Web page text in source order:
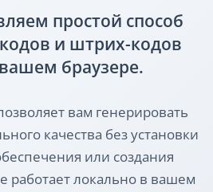
простой способ
и штрих-кодов
браузере.
вам генерировать
качества без установки
или создания
работает локально в вашем